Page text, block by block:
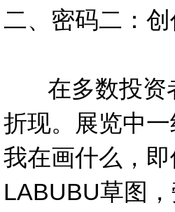
二、密码二：
在多数投资者
折现。展览中
我在画什么，
LABUBU草图